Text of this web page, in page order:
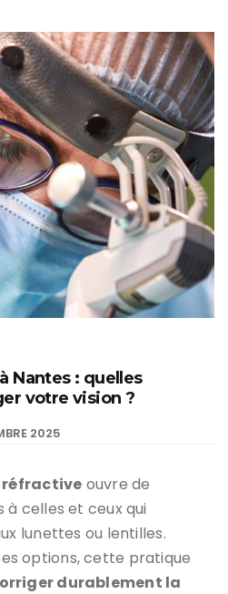
Nantes : quelles
votre vision ?
2025
ouvre de
celles et ceux qui
lunettes ou lentilles.
options, cette pratique
durablement la